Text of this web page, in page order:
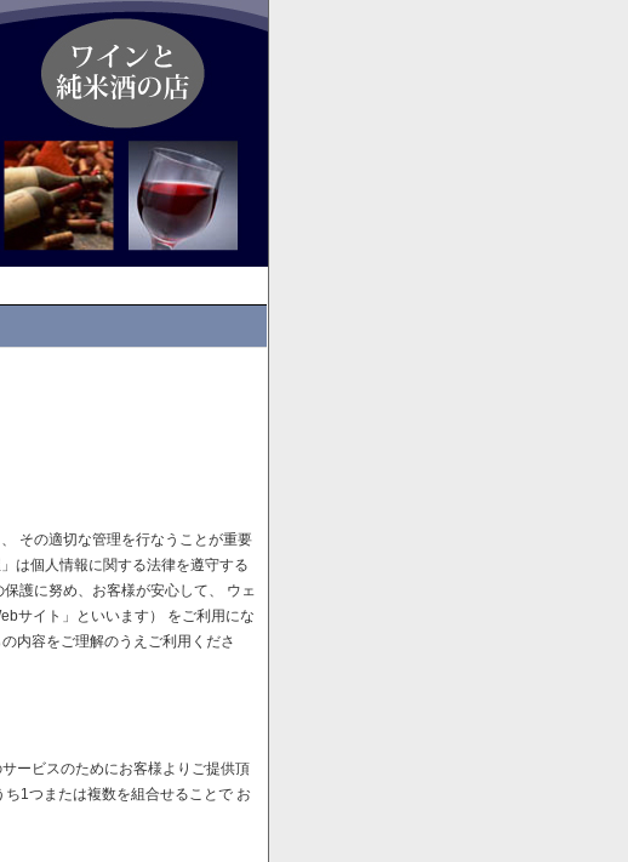
その適切な管理を行なうことが重要
は個人情報に関する法律を遵守する
護に努め、お客様が安心して、 ウェ
サイト」といいます） をご利用にな
内容をご理解のうえご利用くださ
ービスのためにお客様よりご提供頂
1つまたは複数を組合せることで お